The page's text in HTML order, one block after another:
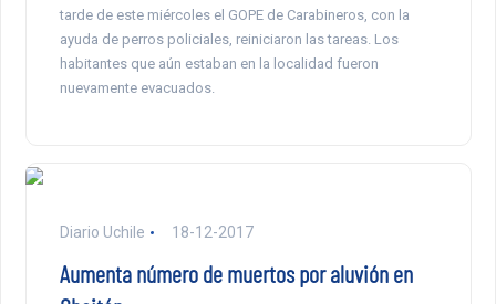
tarde de este miércoles el GOPE de Carabineros, con la
ayuda de perros policiales, reiniciaron las tareas. Los
habitantes que aún estaban en la localidad fueron
nuevamente evacuados.
Diario Uchile 18-12-2017
Aumenta número de muertos por aluvión en